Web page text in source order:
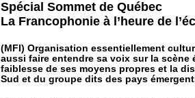
Spécial Sommet de Québec
La Francophonie à l’heure de
(MFI) Organisation essentiellement
aussi faire entendre sa voix sur la
faiblesse de ses moyens propres et la
Sud et du groupe dits des pays